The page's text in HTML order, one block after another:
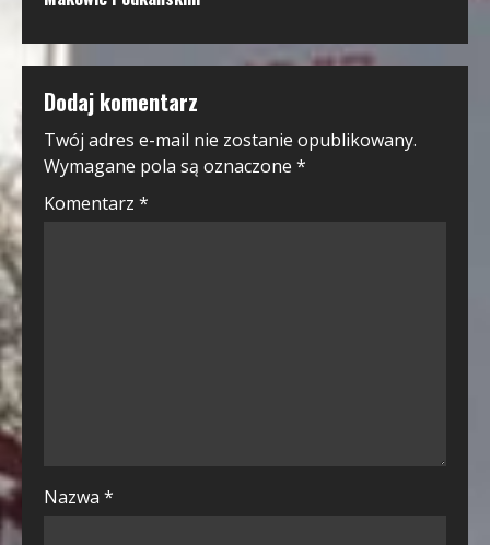
Dodaj komentarz
Twój adres e-mail nie zostanie opublikowany.
Wymagane pola są oznaczone *
Komentarz *
Nazwa *